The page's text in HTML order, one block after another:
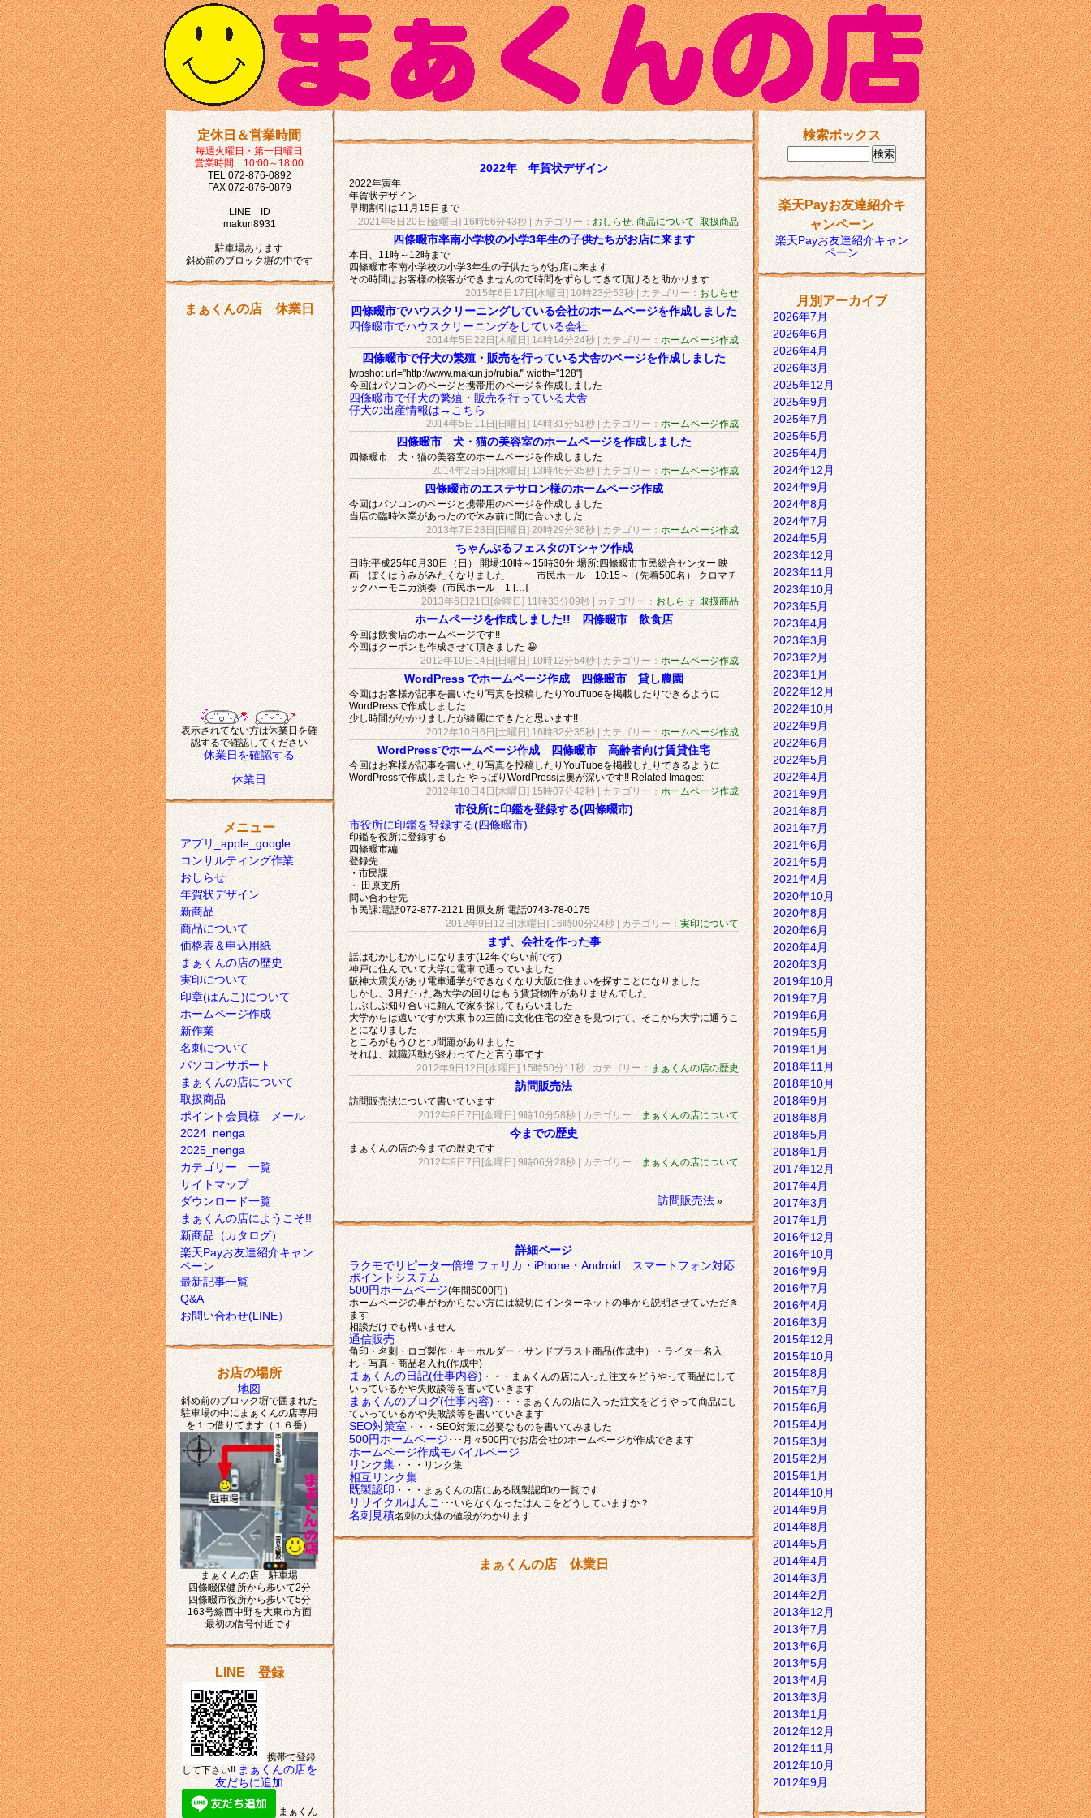
定休日＆営業時間
毎週火曜日・第一日曜日
営業時間 10:00～18:00
TEL 072-876-0892
FAX 072-876-0879
LINE ID
makun8931
駐車場あります
斜め前のブロック塀の中です
まぁくんの店 休業日
表示されてない方は休業日を確
認するで確認してください
休業日を確認する
休業日
メニュー
アプリ_apple_google
コンサルティング作業
おしらせ
年賀状デザイン
新商品
商品について
価格表＆申込用紙
まぁくんの店の歴史
実印について
印章(はんこ)について
ホームページ作成
新作業
名刺について
パソコンサポート
まぁくんの店について
取扱商品
ポイント会員様 メール
2024_nenga
2025_nenga
カテゴリー 一覧
サイトマップ
ダウンロード一覧
まぁくんの店にようこそ!!
新商品（カタログ）
楽天Payお友達紹介キャン
ペーン
最新記事一覧
Q&A
お問い合わせ(LINE）
お店の場所
地図
斜め前のブロック塀で囲まれた
駐車場の中にまぁくんの店専用
を１つ借りてます（１６番）
まぁくんの店 駐車場
四條畷保健所から歩いて2分
四條畷市役所から歩いて5分
163号線西中野を大東市方面
最初の信号付近です
LINE 登録
携帯で登録
して下さい!!まぁくんの店を
友だちに追加
まぁくん
2022年 年賀状デザイン
2022年寅年
年賀状デザイン
早期割引は11月15日まで
2021年8日20日[金曜日] 16時56分43秒| カテゴリー：おしらせ,商品について,取扱商品
四條畷市率南小学校の小学3年生の子供たちがお店に来ます
本日、11時～12時まで
四條畷市率南小学校の小学3年生の子供たちがお店に来ます
その時間はお客様の接客ができませんので時間をずらしてきて頂けると助かります
2015年6日17日[水曜日] 10時23分53秒| カテゴリー：おしらせ
四條畷市でハウスクリーニングしている会社のホームページを作成しました
四條畷市でハウスクリーニングをしている会社
2014年5日22日[木曜日] 14時14分24秒 | カテゴリー：ホームページ作成
四條畷市で仔犬の繁殖・販売を行っている犬舎のページを作成しました
[wpshot url="http://www.makun.jp/rubia/" width="128"]
今回はパソコンのページと携帯用のページを作成しました
四條畷市で仔犬の繁殖・販売を行っている犬舎
仔犬の出産情報は→こちら
2014年5日11日[日曜日] 14時31分51秒| カテゴリー：ホームページ作成
四條畷市 犬・猫の美容室のホームページを作成しました
四條畷市 犬・猫の美容室のホームページを作成しました
2014年2日5日[水曜日] 13時46分35秒| カテゴリー：ホームページ作成
四條畷市のエステサロン様のホームページ作成
今回はパソコンのページと携帯用のページを作成しました
当店の臨時休業があったので休み前に間に合いました
2013年7日28日[日曜日] 20時29分36秒 | カテゴリー：ホームページ作成
ちゃんぷるフェスタのTシャツ作成
日時:平成25年6月30日（日） 開場:10時～15時30分 場所:四條畷市市民総合センター 映
画 ぼくはうみがみたくなりました 市民ホール 10:15～（先着500名） クロマチ
ックハーモニカ演奏（市民ホール 1 […]
2013年6日21日[金曜日] 11時33分09秒 | カテゴリー： おしらせ,取扱商品
ホームページを作成しました!! 四條畷市 飲食店
今回は飲食店のホームページです!!
今回はクーポンも作成させて頂きました 😀
2012年10日14日[日曜日] 10時12分54秒 | カテゴリー：ホームページ作成
WordPress でホームページ作成 四條畷市 貸し農園
今回はお客様が記事を書いたり写真を投稿したりYouTubeを掲載したりできるように
WordPressで作成しました
少し時間がかかりましたが綺麗にできたと思います!!
2012年10日6日[土曜日] 16時32分35秒| カテゴリー：ホームページ作成
WordPressでホームページ作成 四條畷市 高齢者向け賃貸住宅
今回はお客様が記事を書いたり写真を投稿したりYouTubeを掲載したりできるように
WordPressで作成しました やっぱりWordPressは奥が深いです!! Related Images:
2012年10日4日[木曜日] 15時07分42秒 | カテゴリー：ホームページ作成
市役所に印鑑を登録する(四條畷市)
市役所に印鑑を登録する(四條畷市)
印鑑を役所に登録する
四條畷市編
登録先
・市民課
・ 田原支所
問い合わせ先
市民課:電話072-877-2121 田原支所 電話0743-78-0175
2012年9日12日[水曜日] 16時00分24秒| カテゴリー： 実印について
まず、会社を作った事
話はむかしむかしになります(12年ぐらい前です)
神戸に住んでいて大学に電車で通っていました
阪神大震災があり電車通学ができなくなり大阪に住まいを探すことになりました
しかし、3月だった為大学の回りはもう賃貸物件がありませんでした
しぶしぶ知り合いに頼んで家を探してもらいました
大学からは遠いですが大東市の三箇に文化住宅の空きを見つけて、そこから大学に通うこ
とになりました
ところがもうひとつ問題がありました
それは、就職活動が終わってたと言う事です
2012年9日12日[水曜日] 15時50分11秒 | カテゴリー： まぁくんの店の歴史
訪問販売法
訪問販売法について書いています
2012年9日7日[金曜日] 9時10分58秒| カテゴリー：まぁくんの店について
今までの歴史
まぁくんの店の今までの歴史です
2012年9日7日[金曜日] 9時06分28秒| カテゴリー：まぁくんの店について
訪問販売法»
詳細ページ
ラクモでリピーター倍増 フェリカ・iPhone・Android スマートフォン対応
ポイントシステム
500円ホームページ(年間6000円）
ホームページの事がわからない方には親切にインターネットの事から説明させていただき
ます
相談だけでも構いません
通信販売
角印・名刺・ロゴ製作・キーホルダー・サンドブラスト商品(作成中）・ライター名入
れ・写真・商品名入れ(作成中)
まぁくんの日記(仕事内容) ・・・まぁくんの店に入った注文をどうやって商品にして
いっているかや失敗談等を書いていきます
まぁくんのブログ(仕事内容)・・・まぁくんの店に入った注文をどうやって商品にし
ていっているかや失敗談等を書いていきます
SEO対策室 ・・・SEO対策に必要なものを書いてみました
500円ホームページ･･･月々500円でお店会社のホームページが作成できます
ホームページ作成モバイルページ
リンク集・・・リンク集
相互リンク集
既製認印・・・まぁくんの店にある既製認印の一覧です
リサイクルはんこ･･･いらなくなったはんこをどうしていますか？
名刺見積名刺の大体の値段がわかります
まぁくんの店 休業日
検索ボックス
楽天Payお友達紹介キ
ャンペーン
楽天Payお友達紹介キャン
ペーン
月別アーカイブ
2026年7月
2026年6月
2026年4月
2026年3月
2025年12月
2025年9月
2025年7月
2025年5月
2025年4月
2024年12月
2024年9月
2024年8月
2024年7月
2024年5月
2023年12月
2023年11月
2023年10月
2023年5月
2023年4月
2023年3月
2023年2月
2023年1月
2022年12月
2022年10月
2022年9月
2022年6月
2022年5月
2022年4月
2021年9月
2021年8月
2021年7月
2021年6月
2021年5月
2021年4月
2020年10月
2020年8月
2020年6月
2020年4月
2020年3月
2019年10月
2019年7月
2019年6月
2019年5月
2019年1月
2018年11月
2018年10月
2018年9月
2018年8月
2018年5月
2018年1月
2017年12月
2017年4月
2017年3月
2017年1月
2016年12月
2016年10月
2016年9月
2016年7月
2016年4月
2016年3月
2015年12月
2015年10月
2015年8月
2015年7月
2015年6月
2015年4月
2015年3月
2015年2月
2015年1月
2014年10月
2014年9月
2014年8月
2014年5月
2014年4月
2014年3月
2014年2月
2013年12月
2013年7月
2013年6月
2013年5月
2013年4月
2013年3月
2013年1月
2012年12月
2012年11月
2012年10月
2012年9月